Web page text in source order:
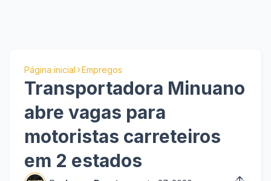
Página inicial Empregos
Transportadora Minuano
abre vagas para
motoristas carreteiros
em 2 estados